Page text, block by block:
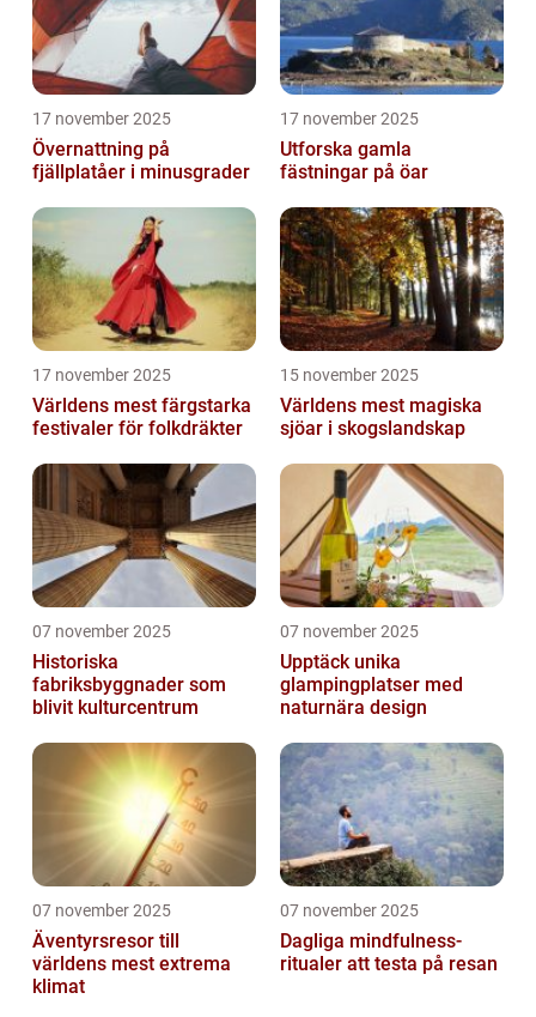
17 november 2025
Övernattning på
fjällplatåer i minusgrader
17 november 2025
Utforska gamla
fästningar på öar
17 november 2025
Världens mest färgstarka
festivaler för folkdräkter
15 november 2025
Världens mest magiska
sjöar i skogslandskap
07 november 2025
Historiska
fabriksbyggnader som
blivit kulturcentrum
07 november 2025
Upptäck unika
glampingplatser med
naturnära design
07 november 2025
Äventyrsresor till
världens mest extrema
klimat
07 november 2025
Dagliga mindfulness-
ritualer att testa på resan